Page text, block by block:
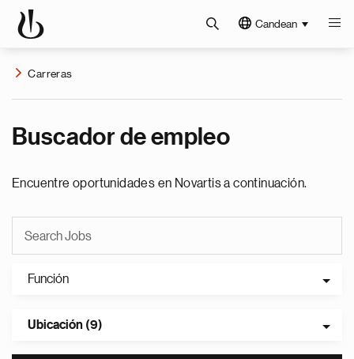
Candean
Carreras
Buscador de empleo
Encuentre oportunidades en Novartis a continuación.
Función
Ubicación (9)